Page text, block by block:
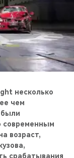
несколько
чем
современным
возраст,
срабатывания